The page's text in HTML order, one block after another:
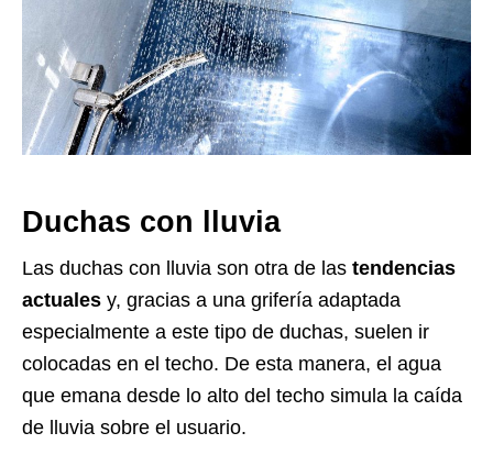
Duchas con lluvia
Las duchas con lluvia son otra de las tendencias
actuales y, gracias a una grifería adaptada
especialmente a este tipo de duchas, suelen ir
colocadas en el techo. De esta manera, el agua
que emana desde lo alto del techo simula la caída
de lluvia sobre el usuario.